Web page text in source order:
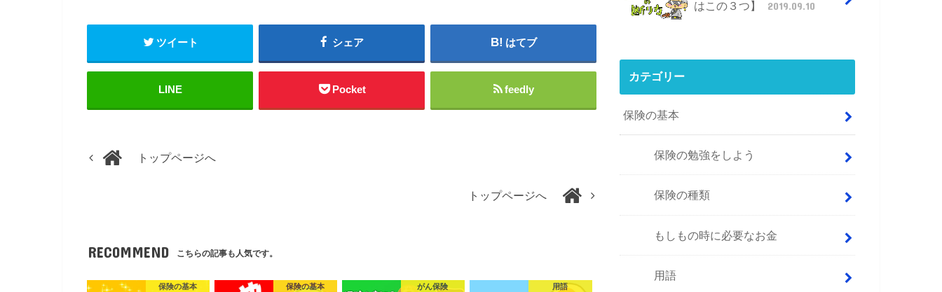
ツイート シェア はてブ
LINE Pocket feedly
トップページへ
トップページへ
RECOMMEND こちらの記事も人気です。
保険の基本 保険の基本 がん保険 用語
はこの３つ】
2019.09.10
カテゴリー
保険の基本
保険の勉強をしよう
保険の種類
もしもの時に必要なお金
用語